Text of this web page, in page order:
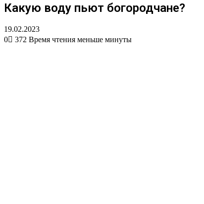
Какую воду пьют богородчане?
19.02.2023
0
372 Время чтения меньше минуты